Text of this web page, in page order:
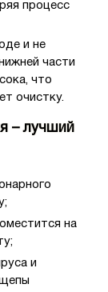
процесс
и не
части
что
очистку.
– лучший
на
и